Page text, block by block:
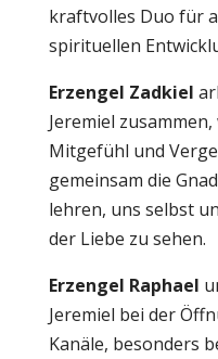
kraftvolles Duo für
spirituellen
Erzengel Zadkiel
Jeremiel
Mitgefühl und
gemeinsam die
lehren, uns selbst
der Liebe zu sehen.
Erzengel Raphael
Jeremiel bei der
Kanäle, besonders